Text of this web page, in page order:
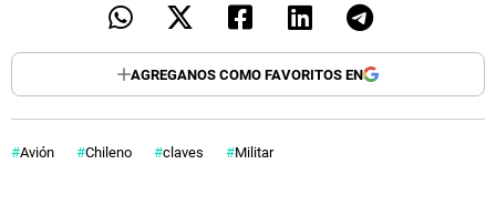
AGREGANOS COMO FAVORITOS EN
Avión Chileno claves Militar